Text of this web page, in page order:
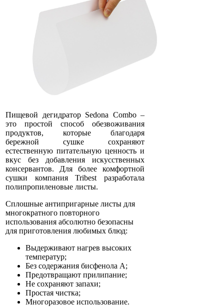
Пищевой дегидратор Sedona Combo –
это простой способ обезвоживания
продуктов, которые благодаря
бережной сушке сохраняют
естественную питательную ценность и
вкус без добавления искусственных
консервантов. Для более комфортной
сушки компания Tribest разработала
полипропиленовые листы.
Сплошные антипригарные листы для
многократного повторного
использования абсолютно безопасны
для приготовления любимых блюд:
Выдерживают нагрев высоких
температур;
Без содержания бисфенола А;
Предотвращают прилипание;
Не сохраняют запахи;
Простая чистка;
Многоразовое использование.